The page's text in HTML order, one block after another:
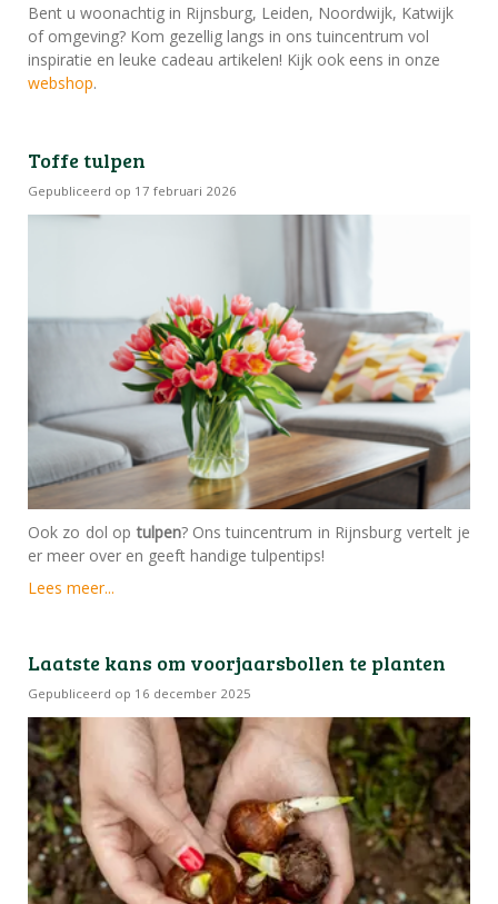
Bent u woonachtig in Rijnsburg, Leiden, Noordwijk, Katwijk
of omgeving? Kom gezellig langs in ons tuincentrum vol
inspiratie en leuke cadeau artikelen! Kijk ook eens in onze
webshop.
Toffe tulpen
Gepubliceerd op 17 februari 2026
Ook zo dol optulpen? Ons tuincentrum in Rijnsburg vertelt je
er meer over en geeft handige tulpentips!
Lees meer...
Laatste kans om voorjaarsbollen te planten
Gepubliceerd op 16 december 2025